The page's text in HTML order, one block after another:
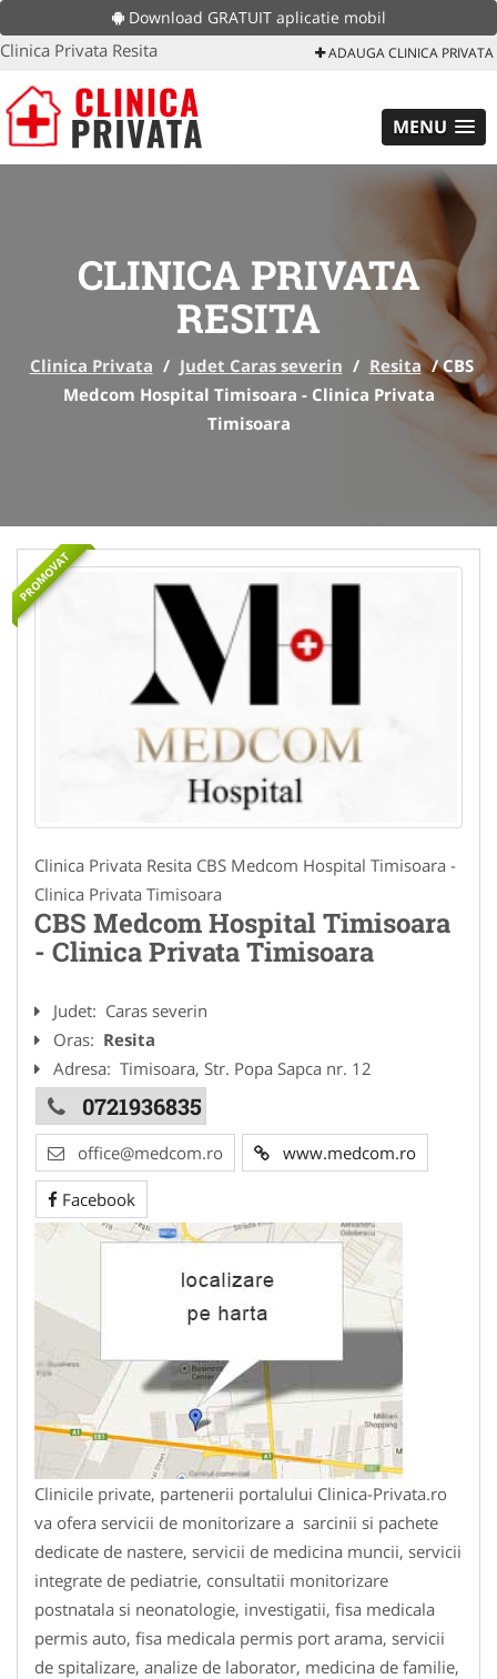
Download GRATUIT aplicatie mobil
Clinica Privata Resita ADAUGA CLINICA PRIVATA
MENU
CLINICA PRIVATA
RESITA
Clinica Privata / Judet Caras severin / Resita /CBS
Medcom Hospital Timisoara - Clinica Privata
Timisoara
PROMOVAT
Clinica Privata Resita CBS Medcom Hospital Timisoara -
Clinica Privata Timisoara
CBS Medcom Hospital Timisoara
- Clinica Privata Timisoara
Judet: Caras severin
Oras: Resita
Adresa: Timisoara, Str. Popa Sapca nr. 12
0721936835
office@medcom.ro www.medcom.ro
Facebook
Clinicile private, partenerii portalului Clinica-Privata.ro
va ofera servicii de monitorizare a sarcinii si pachete
dedicate de nastere, servicii de medicina muncii, servicii
integrate de pediatrie, consultatii monitorizare
postnatala si neonatologie, investigatii, fisa medicala
permis auto, fisa medicala permis port arama, servicii
de spitalizare, analize de laborator, medicina de familie,